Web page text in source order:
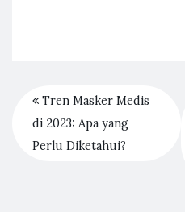
Tren Masker Medis
di 2023: Apa yang
Perlu Diketahui?